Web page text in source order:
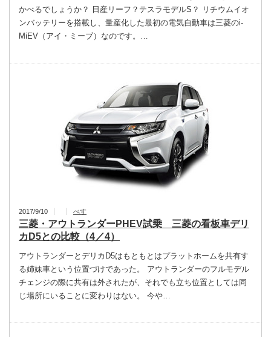
かべるでしょうか？ 日産リーフ？テスラモデルS？ リチウムイオ
ンバッテリーを搭載し、量産化した最初の電気自動車は三菱のi-
MiEV（アイ・ミーブ）なのです。…
2017/9/10 べす
三菱・アウトランダーPHEV試乗 三菱の看板車デリ
カD5との比較（4／4）
アウトランダーとデリカD5はもともとはプラットホームを共有す
る姉妹車という位置づけであった。 アウトランダーのフルモデル
チェンジの際に共有は外されたが、それでも立ち位置としては同
じ場所にいることに変わりはない。 今や…